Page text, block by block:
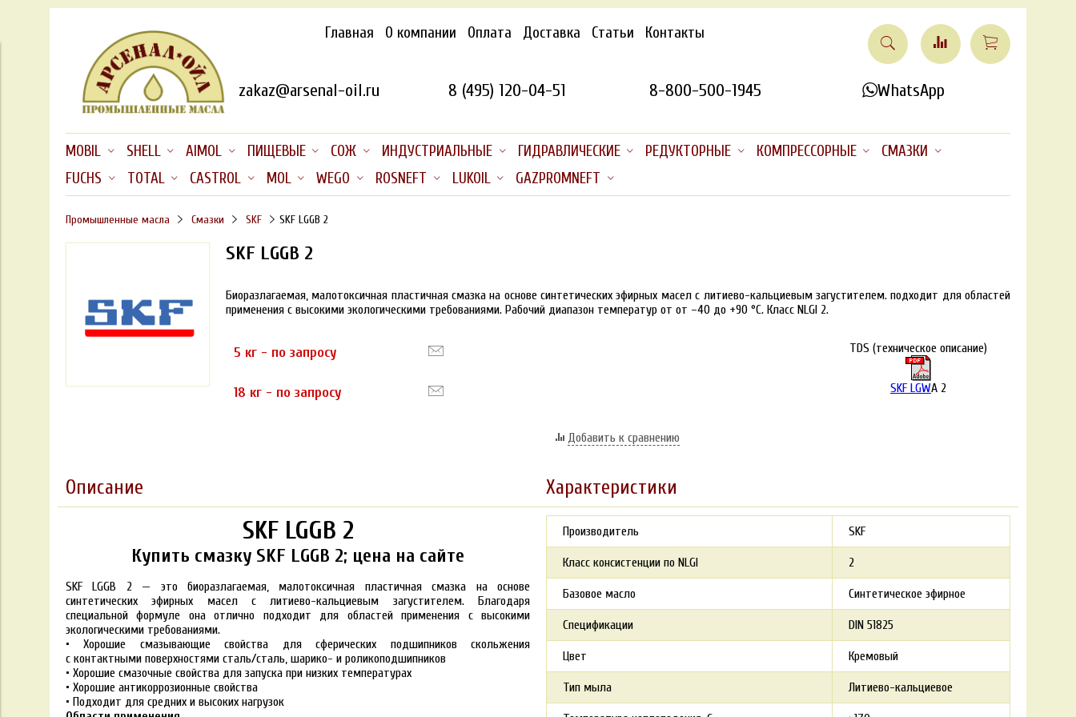
Главная О компании Оплата Доставка Статьи Контакты
zakaz@arsenal-oil.ru 8 (495) 120-04-51 8-800-500-1945 WhatsApp
MOBIL SHELL AIMOL ПИЩЕВЫЕ СОЖ ИНДУСТРИАЛЬНЫЕ ГИДРАВЛИЧЕСКИЕ РЕДУКТОРНЫЕ КОМПРЕССОРНЫЕ
СМАЗКИ
FUCHS
TOTAL CASTROL MOL WEGO ROSNEFT LUKOIL GAZPROMNEFT
Промышленные масла Смазки SKF SKF LGGB 2
SKF LGGB 2
Биоразлагаемая, малотоксичная пластичная смазка на основе синтетических эфирных масел с литиево-кальциевым загустителем. подходит для областей
применения с высокими экологическими требованиями. Рабочий диапазон температур от от –40 до +90 °C. Класс NLGI 2.
5 кг - по запросу
18 кг - по запросу
TDS (техническое описание)
SKF LGWA 2
Добавить к сравнению
Описание Характеристики
SKF LGGB 2
Купить смазку SKF LGGB 2; цена на сайте
SKF LGGB 2 — это биоразлагаемая, малотоксичная пластичная смазка на основе
синтетических эфирных масел с литиево-кальциевым загустителем. Благодаря
специальной формуле она отлично подходит для областей применения с высокими
экологическими требованиями.
• Хорошие смазывающие свойства для сферических подшипников скольжения
с контактными поверхностями сталь/сталь, шарико- и роликоподшипников
• Хорошие смазочные свойства для запуска при низких температурах
• Хорошие антикоррозионные свойства
• Подходит для средних и высоких нагрузок
Производитель SKF
Класс консистенции по NLGI 2
Базовое масло Синтетическое эфирное
Спецификации DIN 51825
Цвет Кремовый
Тип мыла Литиево-кальциевое